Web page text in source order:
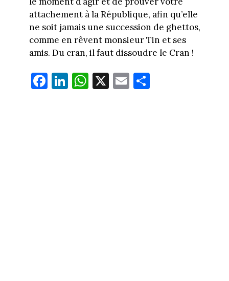
attachement à la République, afin qu’elle
ne soit jamais une succession de ghettos,
comme en rêvent monsieur Tin et ses
amis. Du cran, il faut dissoudre le Cran !
Fa
ce
Li
nk
W
ha
X E
m
Pa
rt